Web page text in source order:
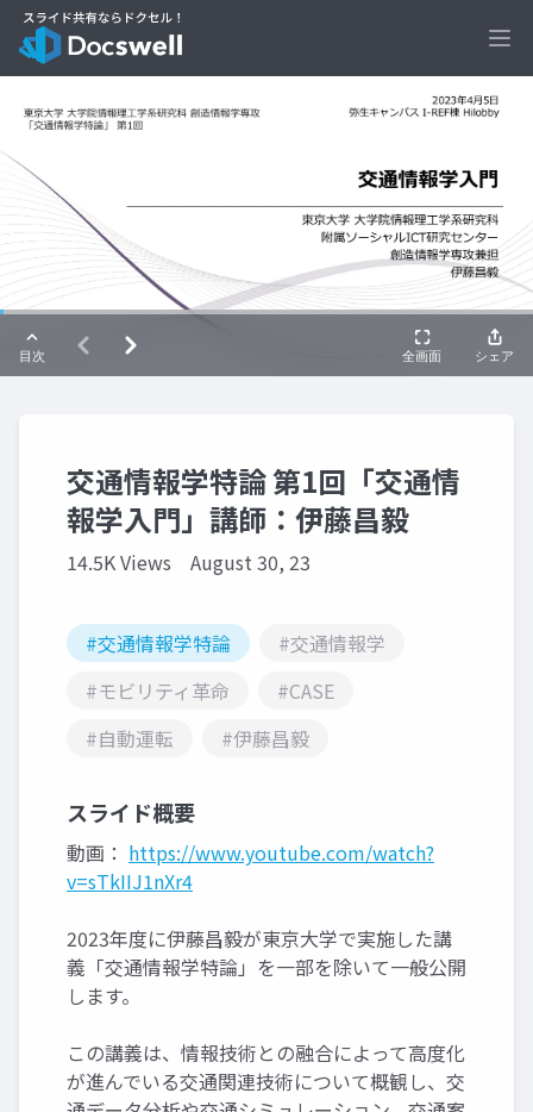
交通情報学特論 第1回「交通情
報学入門」講師：伊藤昌毅
14.5K Views August 30, 23
#交通情報学特論
#交通情報学
#モビリティ革命
#CASE
#自動運転
#伊藤昌毅
スライド概要
動画： https://www.youtube.com/watch?
v=sTkIIJ1nXr4
2023年度に伊藤昌毅が東京大学で実施した講
義「交通情報学特論」を一部を除いて一般公開
します。
この講義は、情報技術との融合によって高度化
が進んでいる交通関連技術について概観し、交